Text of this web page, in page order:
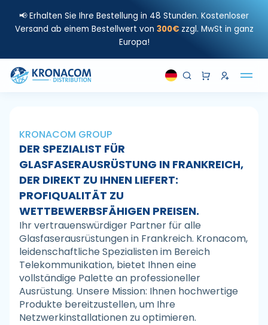
📢 Erhalten Sie Ihre Bestellung in 48 Stunden. Kostenloser
Versand ab einem Bestellwert von 300€ zzgl. MwSt in ganz
Europa!
KRONACOM GROUP
DER SPEZIALIST FÜR
GLASFASERAUSRÜSTUNG IN FRANKREICH,
DER DIREKT ZU IHNEN LIEFERT:
PROFIQUALITÄT ZU
WETTBEWERBSFÄHIGEN PREISEN.
Ihr vertrauenswürdiger Partner für alle
Glasfaserausrüstungen in Frankreich. Kronacom,
leidenschaftliche Spezialisten im Bereich
Telekommunikation, bietet Ihnen eine
vollständige Palette an professioneller
Ausrüstung. Unsere Mission: Ihnen hochwertige
Produkte bereitzustellen, um Ihre
Netzwerkinstallationen zu optimieren.